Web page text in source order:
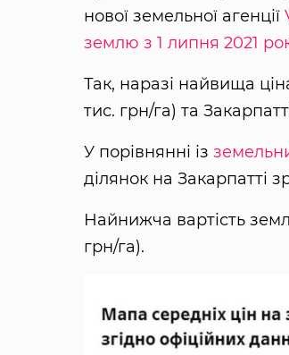
нової земельної агенції
землю з 1 липня 2021
Так, наразі найвища
тис. грн/га) та
У порівнянні із
ділянок на Закарпатті
Найнижча вартість
грн/га).